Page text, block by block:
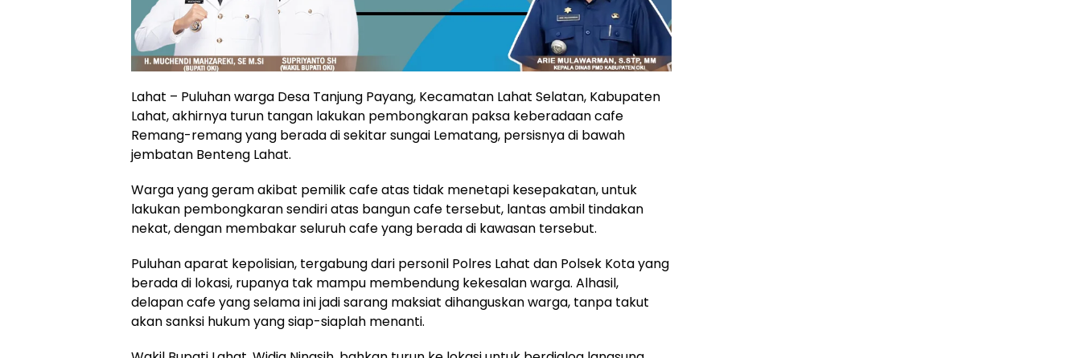
Lahat – Puluhan warga Desa Tanjung Payang, Kecamatan Lahat Selatan, Kabupaten
Lahat, akhirnya turun tangan lakukan pembongkaran paksa keberadaan cafe
Remang-remang yang berada di sekitar sungai Lematang, persisnya di bawah
jembatan Benteng Lahat.
Warga yang geram akibat pemilik cafe atas tidak menetapi kesepakatan, untuk
lakukan pembongkaran sendiri atas bangun cafe tersebut, lantas ambil tindakan
nekat, dengan membakar seluruh cafe yang berada di kawasan tersebut.
Puluhan aparat kepolisian, tergabung dari personil Polres Lahat dan Polsek Kota yang
berada di lokasi, rupanya tak mampu membendung kekesalan warga. Alhasil,
delapan cafe yang selama ini jadi sarang maksiat dihanguskan warga, tanpa takut
akan sanksi hukum yang siap-siaplah menanti.